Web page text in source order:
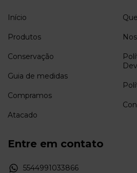
Início
Produtos
Conservação
Guia de medidas
Compramos
Atacado
Entre em contato
5544991033866